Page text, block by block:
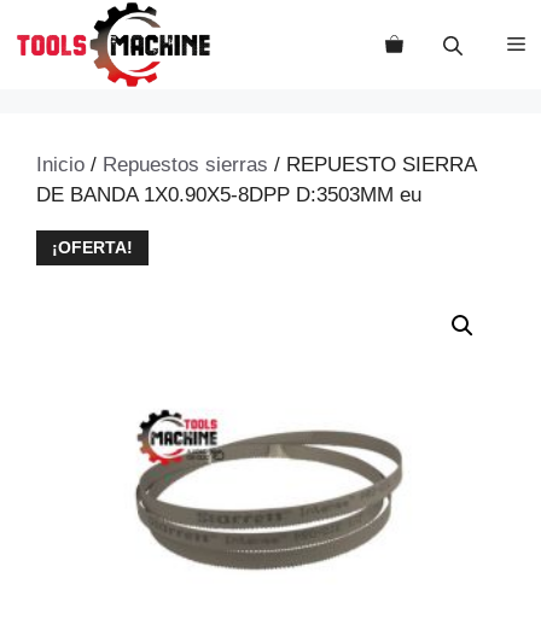
Inicio / Repuestos sierras / REPUESTO SIERRA
DE BANDA 1X0.90X5-8DPP D:3503MM eu
¡OFERTA!